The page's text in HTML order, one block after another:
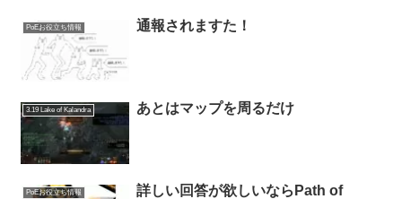
PoEお役立ち情報 通報されますた！
3.19 Lake of Kalandra あとはマップを周るだけ
PoEお役立ち情報
詳しい回答が欲しいならPath of